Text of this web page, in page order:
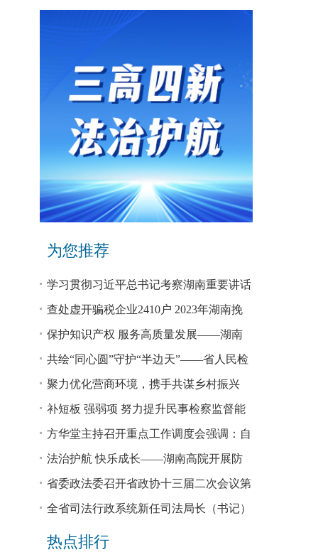
为您推荐
学习贯彻习近平总书记考察湖南重要讲话
和指示精神专题研讨班开班
查处虚开骗税企业2410户 2023年湖南挽
回税款损失48.2亿元
保护知识产权 服务高质量发展——湖南
省公安厅公布打击侵犯知识产权犯罪10起
典型案例
共绘“同心圆”守护“半边天”——省人民检
察院、省妇联共同主办检察开放日活动
聚力优化营商环境，携手共谋乡村振兴
—— 省法院驻大坪村工作队、村“两委”干
部赴企参观学习调研
补短板 强弱项 努力提升民事检察监督能
力
方华堂主持召开重点工作调度会强调：自
我加压 砥砺奋进 推动工作更有成效 更加
出彩
法治护航 快乐成长——湖南高院开展防
欺凌、防性侵公益普法宣讲
省委政法委召开省政协十三届二次会议第
0327号提案办理座谈会
全省司法行政系统新任司法局长（书记）
培训班开班 方华堂作专题辅导
热点排行